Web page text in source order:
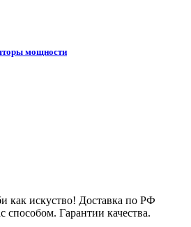
мощности
как искуство! Доставка по РФ
Гарантии качества.